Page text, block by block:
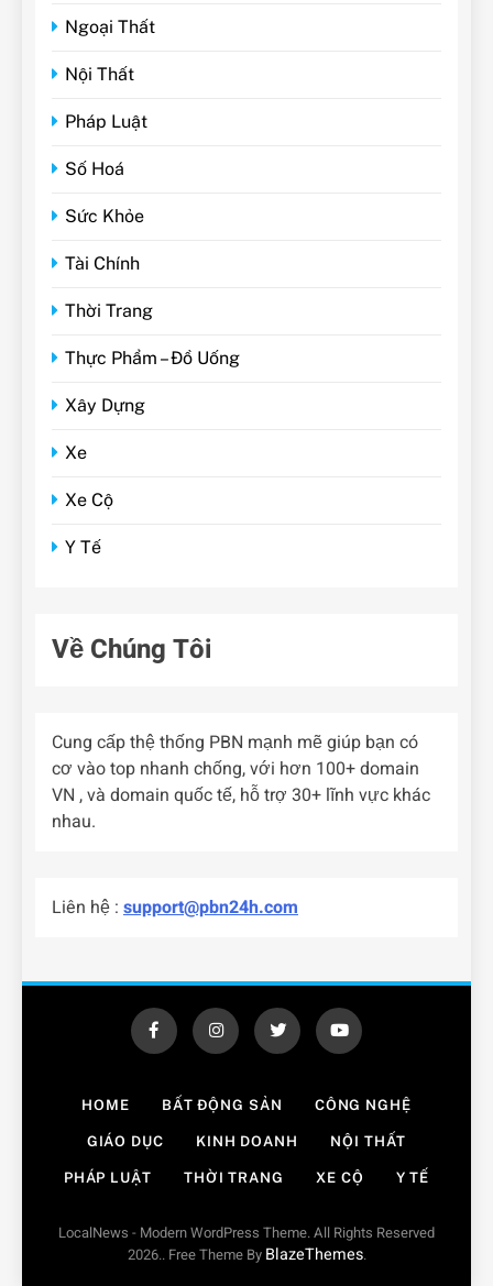
Ngoại Thất
Nội Thất
Pháp Luật
Số Hoá
Sức Khỏe
Tài Chính
Thời Trang
Thực Phẩm – Đồ Uống
Xây Dựng
Xe
Xe Cộ
Y Tế
Về Chúng Tôi
Cung cấp thệ thống PBN mạnh mẽ giúp bạn có
cơ vào top nhanh chống, với hơn 100+ domain
VN , và domain quốc tế, hỗ trợ 30+ lĩnh vực khác
nhau.
Liên hệ : support@pbn24h.com
HOME BẤT ĐỘNG SẢN CÔNG NGHỆ
GIÁO DỤC KINH DOANH NỘI THẤT
PHÁP LUẬT THỜI TRANG XE CỘ Y TẾ
LocalNews - Modern WordPress Theme. All Rights Reserved
2026.. Free Theme By BlazeThemes.